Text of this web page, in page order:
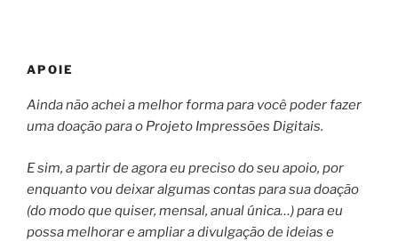
APOIE
Ainda não achei a melhor forma para você poder fazer
uma doação para o Projeto Impressões Digitais.
E sim, a partir de agora eu preciso do seu apoio, por
enquanto vou deixar algumas contas para sua doação
(do modo que quiser, mensal, anual única…) para eu
possa melhorar e ampliar a divulgação de ideias e